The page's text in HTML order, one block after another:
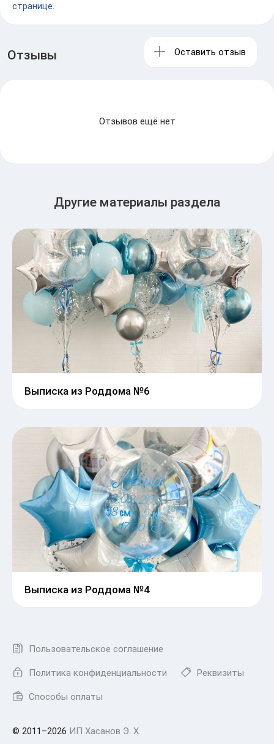
странице.
Отзывы Оставить отзыв
Отзывов ещё нет
Другие материалы раздела
Выписка из Роддома №6
Выписка из Роддома №4
Пользовательское соглашение
Политика конфиденциальности Реквизиты
Способы оплаты
© 2011–2026 ИП Хасанов Э. Х.